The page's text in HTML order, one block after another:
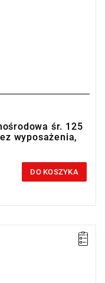
śr. 125
wyposażenia,
DO KOSZYKA
150 mm,